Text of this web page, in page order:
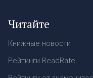
Читайте
Книжные новости
Рейтинги ReadRate